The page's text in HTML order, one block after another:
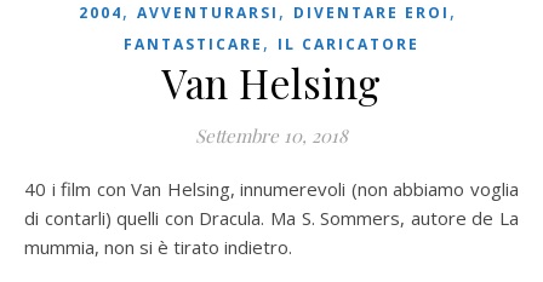
2004, AVVENTURARSI , DIVENTARE EROI ,
FANTASTICARE , IL CARICATORE
Van Helsing
Settembre 10, 2018
40 i film con Van Helsing, innumerevoli (non abbiamo voglia
di contarli) quelli con Dracula. Ma S. Sommers, autore de La
mummia, non si è tirato indietro.